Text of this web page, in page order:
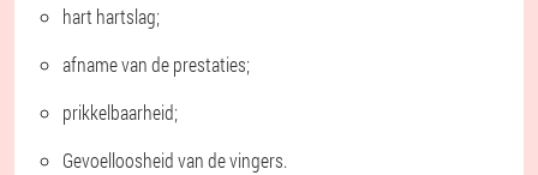
hart hartslag;
afname van de prestaties;
prikkelbaarheid;
Gevoelloosheid van de vingers.